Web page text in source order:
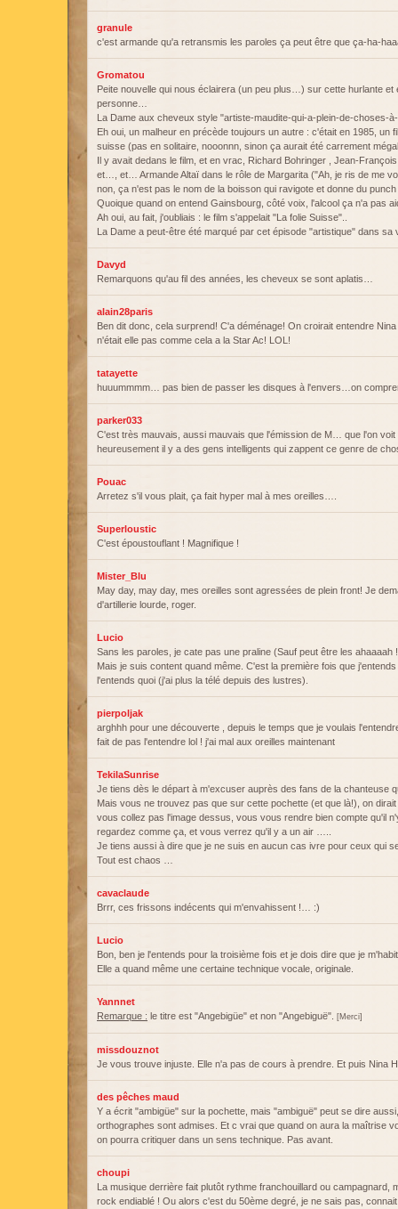
granule
c'est armande qu'a retransmis les paroles ça peut être que ça-ha-
Gromatou
Peite nouvelle qui nous éclairera (un peu plus…) sur cette hurlante et
personne…
La Dame aux cheveux style "artiste-maudite-qui-a-plein-de-choses-
Eh oui, un malheur en précède toujours un autre : c'était en 1985,
suisse (pas en solitaire, nooonnn, sinon ça aurait été carrement
Il y avait dedans le film, et en vrac, Richard Bohringer , Jean-
et…, et… Armande Altaï dans le rôle de Margarita ("Ah, je ris de me
non, ça n'est pas le nom de la boisson qui ravigote et donne du
Quoique quand on entend Gainsbourg, côté voix, l'alcool ça n'a pas
Ah oui, au fait, j'oubliais : le film s'appelait "La folie Suisse"..
La Dame a peut-être été marqué par cet épisode "artistique" dans sa
Davyd
Remarquons qu'au fil des années, les cheveux se sont aplatis…
alain28paris
Ben dit donc, cela surprend! C'a déménage! On croirait entendre
n'était elle pas comme cela a la Star Ac! LOL!
tatayette
huuummmm… pas bien de passer les disques à l'envers…on
parker033
C'est très mauvais, aussi mauvais que l'émission de M… que l'on voit
heureusement il y a des gens intelligents qui zappent ce genre de
Pouac
Arretez s'il vous plait, ça fait hyper mal à mes oreilles….
Superloustic
C'est époustouflant ! Magnifique !
Mister_Blu
May day, may day, mes oreilles sont agressées de plein front! Je
d'artillerie lourde, roger.
Lucio
Sans les paroles, je cate pas une praline (Sauf peut être les ahaaaah
Mais je suis content quand même. C'est la première fois que
l'entends quoi (j'ai plus la télé depuis des lustres).
pierpoljak
arghhh pour une découverte , depuis le temps que je voulais
fait de pas l'entendre lol ! j'ai mal aux oreilles maintenant
TekilaSunrise
Je tiens dès le départ à m'excuser auprès des fans de la chanteuse
Mais vous ne trouvez pas que sur cette pochette (et que là!), on
vous collez pas l'image dessus, vous vous rendre bien compte qu'il
regardez comme ça, et vous verrez qu'il y a un air …..
Je tiens aussi à dire que je ne suis en aucun cas ivre pour ceux qui
Tout est chaos …
cavaclaude
Brrr, ces frissons indécents qui m'envahissent !… :)
Lucio
Bon, ben je l'entends pour la troisième fois et je dois dire que je
Elle a quand même une certaine technique vocale, originale.
Yannnet
Remarque : le titre est "Angebigüe" et non "Angebiguë". [Merci]
missdouznot
Je vous trouve injuste. Elle n'a pas de cours à prendre. Et puis Nina
des pêches maud
Y a écrit "ambigüe" sur la pochette, mais "ambiguë" peut se dire
orthographes sont admises. Et c vrai que quand on aura la maîtrise
on pourra critiquer dans un sens technique. Pas avant.
choupi
La musique derrière fait plutôt rythme franchouillard ou campagnard,
rock endiablé ! Ou alors c'est du 50ème degré, je ne sais pas,